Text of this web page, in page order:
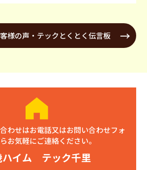
様の声・テックとくとく伝言板
わせはお電話又はお問い合わせフォ
お気軽にご連絡ください。
ハイム テック千里